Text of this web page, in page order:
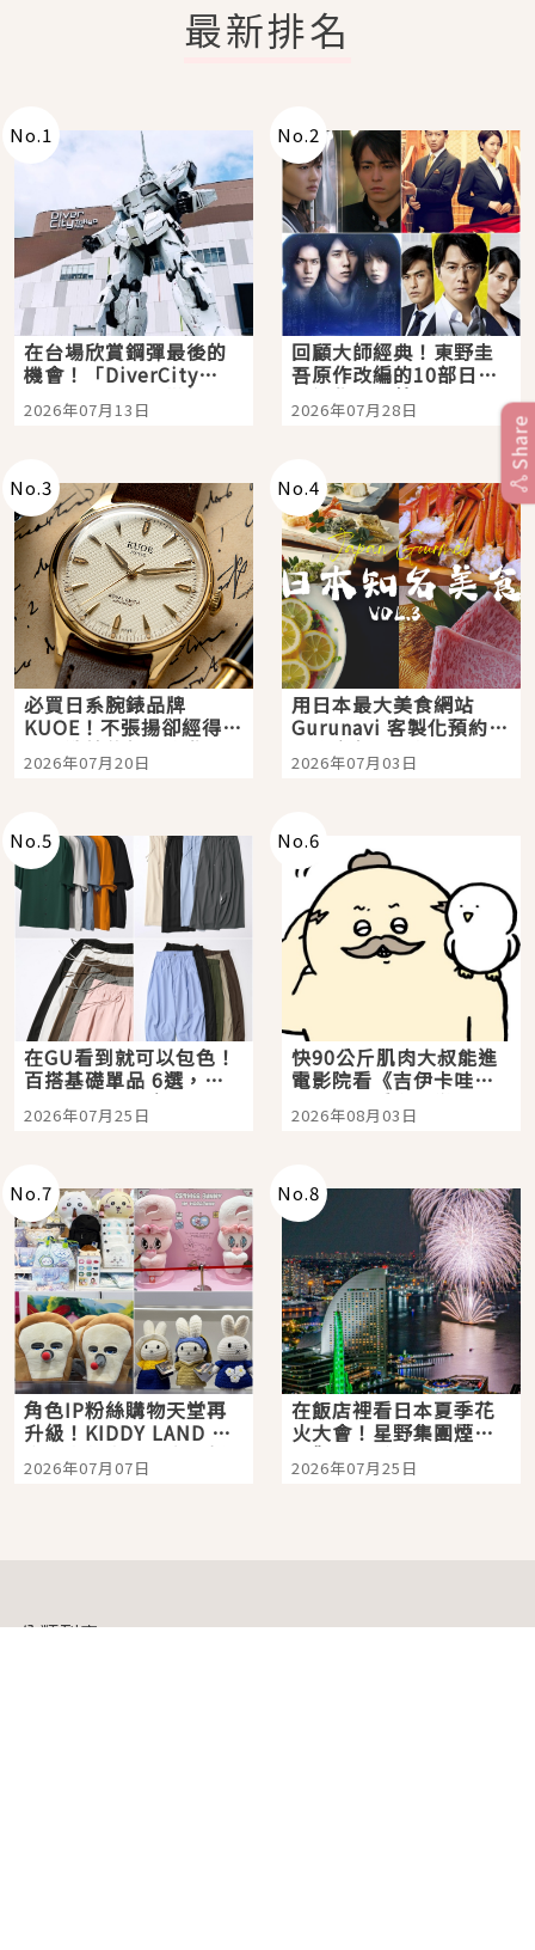
最新排名
No.1
在台場欣賞鋼彈最後的
機會！「DiverCity
Tokyo Plaza」搭船、
購物、美食及夜景，一
2026年07月13日
No.2
回顧大師經典！東野圭
吾原作改編的10部日本
影視作品推薦
2026年07月28日
No.3
必買日系腕錶品牌
KUOE！不張揚卻經得起
時間洗鍊的經典之作五
選
2026年07月20日
No.4
用日本最大美食網站
Gurunavi 客製化預約九
大都市餐廳，打造專屬
美食體驗！
2026年07月03日
No.5
在GU看到就可以包色！
百搭基礎單品 6選，閉
眼全收也不心疼
2026年07月25日
No.6
快90公斤肌肉大叔能進
電影院看《吉伊卡哇》
嗎？日本重金屬樂團
「打首」會長與nagano
2026年08月03日
No.7
角色IP粉絲購物天堂再
升級！KIDDY LAND 原
宿店吉伊卡哇迎客，新
開幕 OMOKADO 店3分
2026年07月07日
No.8
在飯店裡看日本夏季花
火大會！星野集團煙火
景觀飯店6選，讓你不用
人擠人悠閒欣賞
2026年07月25日
Share
分類列表